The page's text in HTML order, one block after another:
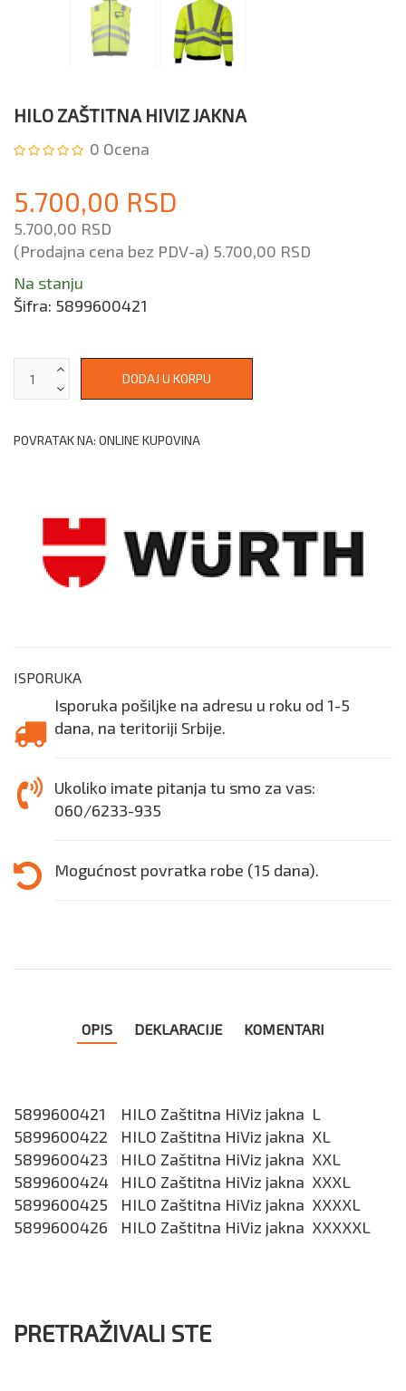
HILO ZAŠTITNA HIVIZ JAKNA
0 Ocena
5.700,00 RSD
5.700,00 RSD
(Prodajna cena bez PDV-a) 5.700,00 RSD
Na stanju
Šifra: 5899600421
POVRATAK NA: ONLINE KUPOVINA
ISPORUKA
Isporuka pošiljke na adresu u roku od 1-5
dana, na teritoriji Srbije.
Ukoliko imate pitanja tu smo za vas:
060/6233-935
Mogućnost povratka robe (15 dana).
OPIS DEKLARACIJE KOMENTARI
5899600421
HILO Zaštitna HiViz jakna L
5899600422
HILO Zaštitna HiViz jakna XL
5899600423
HILO Zaštitna HiViz jakna XXL
5899600424
HILO Zaštitna HiViz jakna XXXL
5899600425
HILO Zaštitna HiViz jakna XXXXL
5899600426
HILO Zaštitna HiViz jakna XXXXXL
PRETRAŽIVALI STE